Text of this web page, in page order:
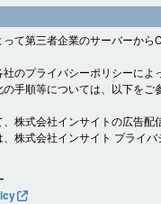
て第三者企業のサーバーか
のプライバシーポリシーによ
手順等については、以下をご
株式会社インサイトの広告配
株式会社インサイト プライ